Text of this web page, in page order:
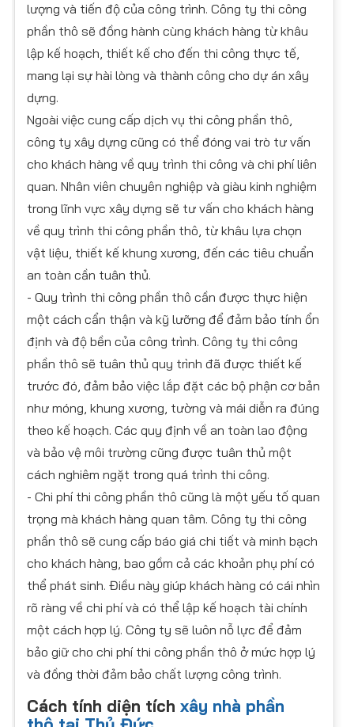
lượng và tiến độ của công trình. Công ty thi công
phần thô sẽ đồng hành cùng khách hàng từ khâu
lập kế hoạch, thiết kế cho đến thi công thực tế,
mang lại sự hài lòng và thành công cho dự án xây
dựng.
Ngoài việc cung cấp dịch vụ thi công phần thô,
công ty xây dựng cũng có thể đóng vai trò tư vấn
cho khách hàng về quy trình thi công và chi phí liên
quan. Nhân viên chuyên nghiệp và giàu kinh nghiệm
trong lĩnh vực xây dựng sẽ tư vấn cho khách hàng
về quy trình thi công phần thô, từ khâu lựa chọn
vật liệu, thiết kế khung xương, đến các tiêu chuẩn
an toàn cần tuân thủ.
- Quy trình thi công phần thô cần được thực hiện
một cách cẩn thận và kỹ lưỡng để đảm bảo tính ổn
định và độ bền của công trình. Công ty thi công
phần thô sẽ tuân thủ quy trình đã được thiết kế
trước đó, đảm bảo việc lắp đặt các bộ phận cơ bản
như móng, khung xương, tường và mái diễn ra đúng
theo kế hoạch. Các quy định về an toàn lao động
và bảo vệ môi trường cũng được tuân thủ một
cách nghiêm ngặt trong quá trình thi công.
- Chi phí thi công phần thô cũng là một yếu tố quan
trọng mà khách hàng quan tâm. Công ty thi công
phần thô sẽ cung cấp báo giá chi tiết và minh bạch
cho khách hàng, bao gồm cả các khoản phụ phí có
thể phát sinh. Điều này giúp khách hàng có cái nhìn
rõ ràng về chi phí và có thể lập kế hoạch tài chính
một cách hợp lý. Công ty sẽ luôn nỗ lực để đảm
bảo giữ cho chi phí thi công phần thô ở mức hợp lý
và đồng thời đảm bảo chất lượng công trình.​
Cách tính diện tích xây nhà phần